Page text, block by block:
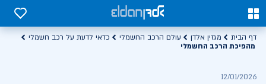
0
0
דף הבית מגזין אלדן עולם הרכב החשמלי
כדאי לדעת על רכב חשמלי
מהפיכת הרכב החשמלי
12/01/2026